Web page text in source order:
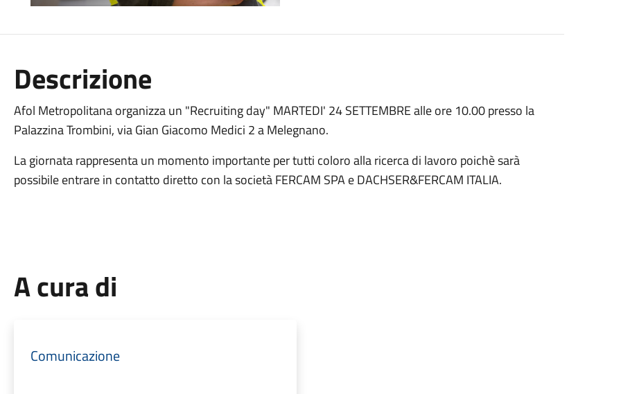
Descrizione
Afol Metropolitana organizza un "Recruiting day" MARTEDI' 24 SETTEMBRE alle ore 10.00 presso la
Palazzina Trombini, via Gian Giacomo Medici 2 a Melegnano.
La giornata rappresenta un momento importante per tutti coloro alla ricerca di lavoro poichè sarà
possibile entrare in contatto diretto con la società FERCAM SPA e DACHSER&FERCAM ITALIA.
A cura di
Comunicazione